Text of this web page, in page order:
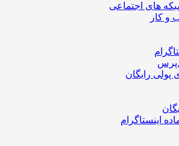
های اجتماعی
و کار
پولی رایگان
اینستاگرام